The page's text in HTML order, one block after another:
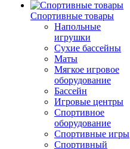
Спортивные товары
Напольные
игрушки
Сухие бассейны
Маты
Мягкое игровое
оборудование
Бассейн
Игровые центры
Спортивное
оборудование
Спортивные игры
Спортивный